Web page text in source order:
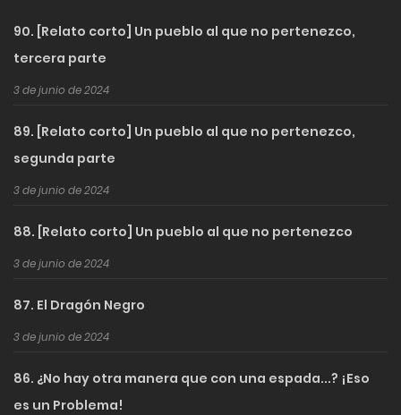
90. [Relato corto] Un pueblo al que no pertenezco,
tercera parte
3 de junio de 2024
89. [Relato corto] Un pueblo al que no pertenezco,
segunda parte
3 de junio de 2024
88. [Relato corto] Un pueblo al que no pertenezco
3 de junio de 2024
87. El Dragón Negro
3 de junio de 2024
86. ¿No hay otra manera que con una espada...? ¡Eso
es un Problema!